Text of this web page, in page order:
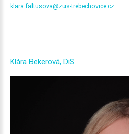
klara.faltusova@zus-trebechovice.cz
Klára Bekerová, DiS.